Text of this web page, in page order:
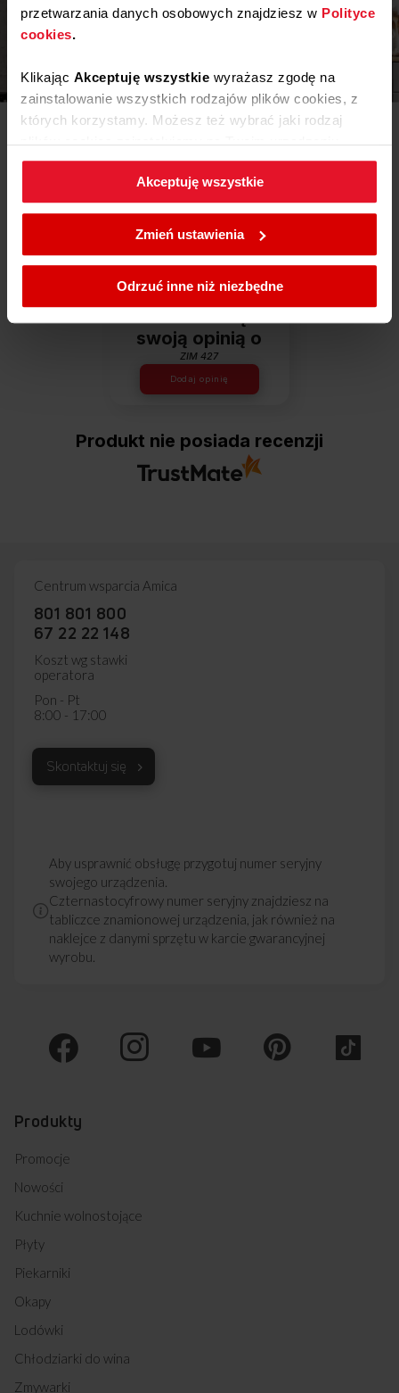
przetwarzania danych osobowych znajdziesz w Polityce
cookies.
Klikając Akceptuję wszystkie wyrażasz zgodę na
zainstalowanie wszystkich rodzajów plików cookies, z
których korzystamy. Możesz też wybrać jaki rodzaj
plików cookies zainstalujemy na Twoim urządzeniu,
klikającZmień ustawienia.
W każdej chwili możesz zmienić wybrane przez Ciebie
ustawienia plików cookies wchodząc w zakładkę
Akceptuję wszystkie
Zmień ustawienia
Odrzuć inne niż niezbędne
Inspiracje
Potrzebujesz porady? Chcesz trochę więcej poczytać o
Dowiedz się więcej
swoją opinią o
ZIM 427
Dodaj opinię
Produkt nie posiada recenzji
Centrum wsparcia Amica
801 801 800
67 22 22 148
Koszt wg stawki
operatora
Pon - Pt
8:00 - 17:00
Skontaktuj się
Aby usprawnić obsługę przygotuj numer seryjny
swojego urządzenia.
Czternastocyfrowy numer seryjny znajdziesz na
tabliczce znamionowej urządzenia, jak również na
naklejce z danymi sprzętu w karcie gwarancyjnej
wyrobu.
Produkty
Promocje
Nowości
Kuchnie wolnostojące
Płyty
Piekarniki
Okapy
Lodówki
Chłodziarki do wina
Zmywarki